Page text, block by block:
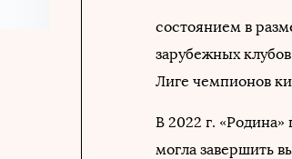
состоянием в
зарубежных
Лиге чемпионов
В 2022 г.
могла завершить